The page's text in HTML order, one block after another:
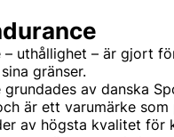
– uthållighet – är gjort
gränser.
grundades av danska
är ett varumärke
av högsta kvalitet för